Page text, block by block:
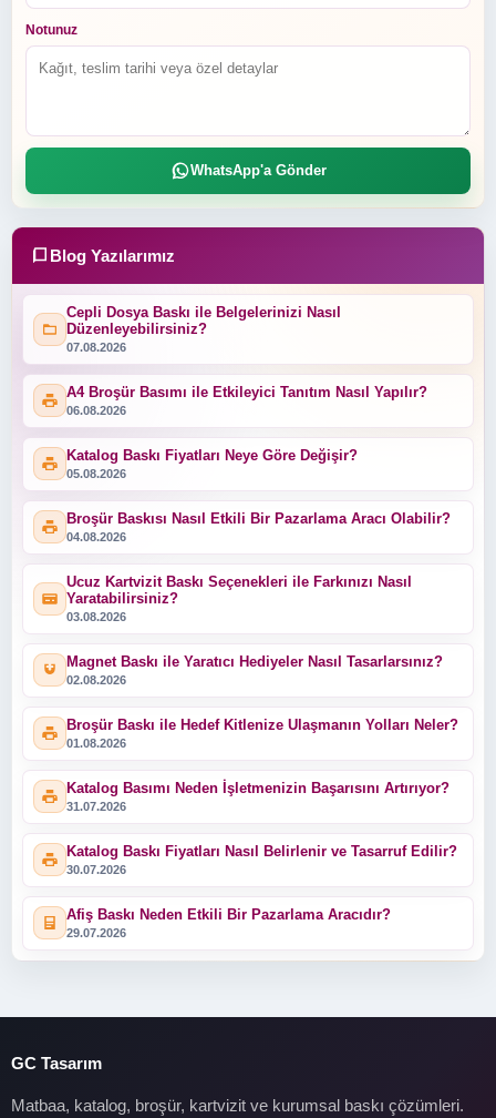
Blog Yazılarımız
Cepli Dosya Baskı ile Belgelerinizi Nasıl
Düzenleyebilirsiniz?
07.08.2026
A4 Broşür Basımı ile Etkileyici Tanıtım Nasıl Yapılır?
06.08.2026
Katalog Baskı Fiyatları Neye Göre Değişir?
05.08.2026
Broşür Baskısı Nasıl Etkili Bir Pazarlama Aracı Olabilir?
04.08.2026
Ucuz Kartvizit Baskı Seçenekleri ile Farkınızı Nasıl
Yaratabilirsiniz?
03.08.2026
Magnet Baskı ile Yaratıcı Hediyeler Nasıl Tasarlarsınız?
02.08.2026
Broşür Baskı ile Hedef Kitlenize Ulaşmanın Yolları Neler?
01.08.2026
Katalog Basımı Neden İşletmenizin Başarısını Artırıyor?
31.07.2026
Katalog Baskı Fiyatları Nasıl Belirlenir ve Tasarruf Edilir?
30.07.2026
Afiş Baskı Neden Etkili Bir Pazarlama Aracıdır?
29.07.2026
Notunuz
WhatsApp'a Gönder
GC Tasarım
Matbaa, katalog, broşür, kartvizit ve kurumsal baskı çözümleri.